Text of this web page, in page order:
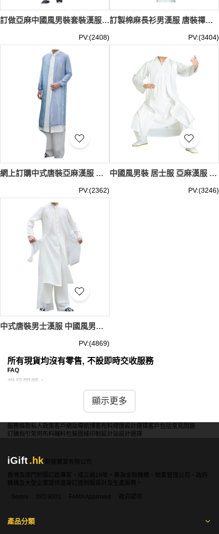
訂做亞麻中國風男裝套裝漢服 男士唐裝 茶服古裝古風 中式演出 居士服仙氣 功夫衫 劇組 戲劇服 SKF005
PV:(2408)
訂製棉麻長衫男漢服 唐裝禪修服 中國風亞麻男裝套裝 古裝古風仙氣道袍 功夫衫 劇組 戲劇服 手繪唐裝 SKF004
PV:(3404)
網上訂購中式唐裝亞麻漢服 男士中國風 男裝套裝 長袍禪服 古風古裝長衫道袍 功夫衫 劇組 戲劇服 披紗上衣 SKF003
PV:(2362)
中國風男裝 居士服 亞麻漢服 男古風古裝禪服 長袍 道袍 中式長衫套裝 功夫衫 劇組 戲劇服 SKF002
PV:(3246)
中式唐裝男士漢服 中國風男裝 古風古裝長衫 長袍禪修服套裝 道袍仙氣 功夫衫 劇組 戲劇服 SKF001
PV:(4869)
所有現貨均沒有零售, 不設即時交收服務
FAQ
常見問題：
問：功夫衫、拳服和空手道服的主要區別是什麼？
答：這三種服裝雖然都用於武術練習，但有一些區別。功夫
衫通常是中式立領，搭配寬鬆褲子；拳服款式較多，可能包
括短袖或長袖上衣，搭配長褲；空手道服則通常是白色的寬
來決定。
問：如何選擇適合自己的功夫衫或武術服尺寸？
寬、胸圍、腰圍和身高，然後對照尺寸表。如果介於兩個尺
顯示更多
服務條款私人政策客戶 網站導航博客布料總匯設計選擇客戶包括常見問題
訂購指引 常用布料輔料包裝 圖樣印制 設計站設計選擇
iGift.hk
軒龍實業有限公司
香港及澳門制服訂造專家，成立逾18年，專為金融機構、物業管理公司、政府
機構及大型企業提供度身訂造制服設計及生產服務。
Sedex
ISO 9001 FAMA Approved 政府認可
產品分類